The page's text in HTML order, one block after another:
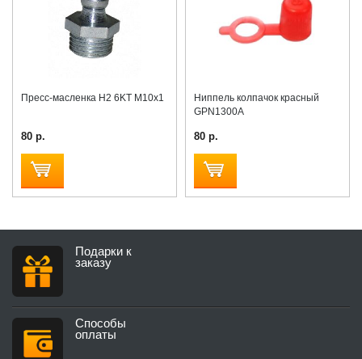
Пресс-масленка H2 6KT M10x1
80 р.
Ниппель колпачок красный
GPN1300A
80 р.
Подарки к
заказу
Способы
оплаты